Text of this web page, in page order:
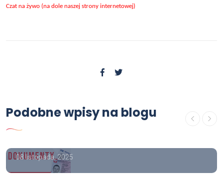
Czat na żywo (na dole naszej strony internetowej)
Podobne wpisy na blogu
Kolekcjonerski dowód osobisty,
kolekcjonerskie dowody osobiste
do kupienia.
08 listopada, 2025